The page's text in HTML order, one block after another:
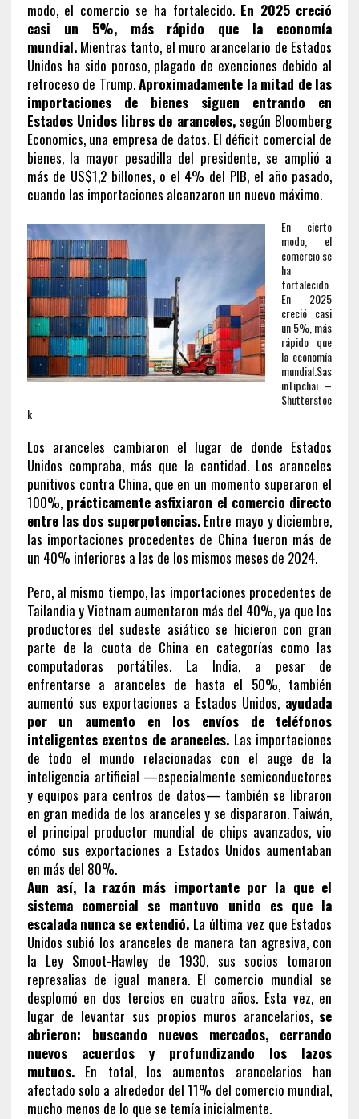
modo, el comercio se ha fortalecido. En 2025 creció
casi un 5%, más rápido que la economía
mundial.Mientras tanto, el muro arancelario de Estados
Unidos ha sido poroso, plagado de exenciones debido al
retroceso de Trump.Aproximadamente la mitad de las
importaciones de bienes siguen entrando en
Estados Unidos libres de aranceles,según Bloomberg
Economics, una empresa de datos. El déficit comercial de
bienes, la mayor pesadilla del presidente, se amplió a
más de US$1,2 billones, o el 4% del PIB, el año pasado,
cuando las importaciones alcanzaron un nuevo máximo.
En cierto
modo, el
comercio se
ha
fortalecido.
En 2025
creció casi
un 5%, más
rápido que
la economía
mundial.Sas
inTipchai –
Shutterstoc
k
Los aranceles cambiaron el lugar de donde Estados
Unidos compraba, más que la cantidad. Los aranceles
punitivos contra China, que en un momento superaron el
100%, prácticamente asfixiaron el comercio directo
entre las dos superpotencias.Entre mayo y diciembre,
las importaciones procedentes de China fueron más de
un 40% inferiores a las de los mismos meses de 2024.
Pero, al mismo tiempo, las importaciones procedentes de
Tailandia y Vietnam aumentaron más del 40%, ya que los
productores del sudeste asiático se hicieron con gran
parte de la cuota de China en categorías como las
computadoras portátiles. La India, a pesar de
enfrentarse a aranceles de hasta el 50%, también
aumentó sus exportaciones a Estados Unidos, ayudada
por un aumento en los envíos de teléfonos
inteligentes exentos de aranceles. Las importaciones
de todo el mundo relacionadas con el auge de la
inteligencia artificial —especialmente semiconductores
y equipos para centros de datos— también se libraron
en gran medida de los aranceles y se dispararon. Taiwán,
el principal productor mundial de chips avanzados, vio
cómo sus exportaciones a Estados Unidos aumentaban
en más del 80%.
Aun así, la razón más importante por la que el
sistema comercial se mantuvo unido es que la
escalada nunca se extendió. La última vez que Estados
Unidos subió los aranceles de manera tan agresiva, con
la Ley Smoot-Hawley de 1930, sus socios tomaron
represalias de igual manera. El comercio mundial se
desplomó en dos tercios en cuatro años. Esta vez, en
lugar de levantar sus propios muros arancelarios,se
abrieron: buscando nuevos mercados, cerrando
nuevos acuerdos y profundizando los lazos
mutuos.En total, los aumentos arancelarios han
afectado solo a alrededor del 11% del comercio mundial,
mucho menos de lo que se temía inicialmente.